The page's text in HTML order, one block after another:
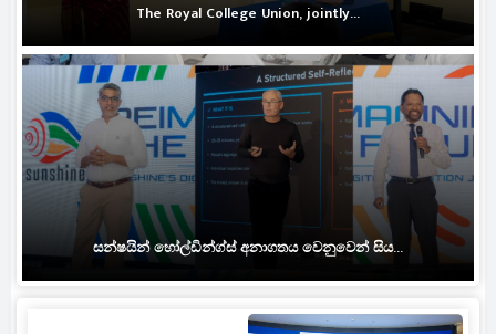
The Royal College Union, jointly...
සන්ෂයින් හෝල්ඩින්ග්ස් අනාගතය වෙනුවෙන් සිය...